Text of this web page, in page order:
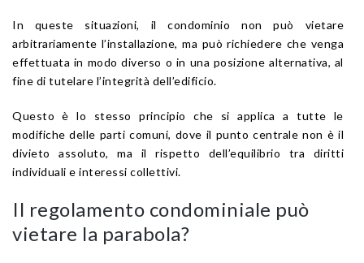
In queste situazioni, il condominio non può vietare
arbitrariamente l’installazione, ma può richiedere che venga
effettuata in modo diverso o in una posizione alternativa, al
fine di tutelare l’integrità dell’edificio.
Questo è lo stesso principio che si applica a tutte le
modifiche delle parti comuni, dove il punto centrale non è il
divieto assoluto, ma il rispetto dell’equilibrio tra diritti
individuali e interessi collettivi.
Il regolamento condominiale può
vietare la parabola?